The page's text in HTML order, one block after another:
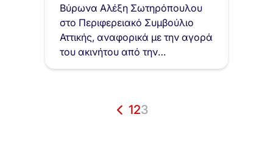
Βύρωνα Αλέξη Σωτηρόπουλου
στο Περιφερειακό Συμβούλιο
Αττικής, αναφορικά με την αγορά
του ακινήτου από την
Περιφέρεια, μετά…
123